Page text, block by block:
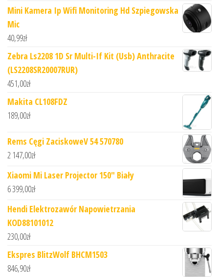
Mini Kamera Ip Wifi Monitoring Hd Szpiegowska
Mic
40,99zł
Zebra Ls2208 1D Sr Multi-If Kit (Usb) Anthracite
(LS2208SR20007RUR)
451,00zł
Makita CL108FDZ
189,00zł
Rems Cęgi ZaciskoweV 54 570780
2 147,00zł
Xiaomi Mi Laser Projector 150" Biały
6 399,00zł
Hendi Elektrozawór Napowietrzania
KOD88101012
230,00zł
Ekspres BlitzWolf BHCM1503
846,90zł